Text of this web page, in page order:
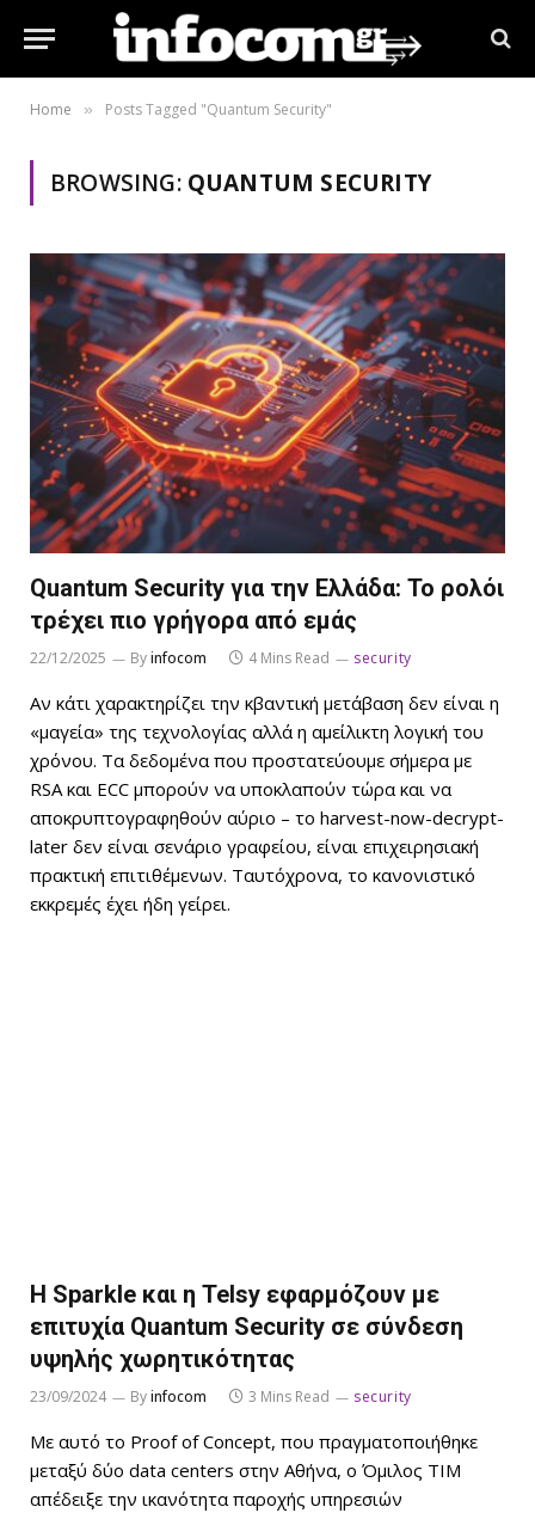
Home » Posts Tagged "Quantum Security"
BROWSING: QUANTUM SECURITY
Quantum Security για την Ελλάδα: Το ρολόι
τρέχει πιο γρήγορα από εμάς
22/12/2025 Byinfocom 4 Mins Read security
Αν κάτι χαρακτηρίζει την κβαντική μετάβαση δεν είναι η
«μαγεία» της τεχνολογίας αλλά η αμείλικτη λογική του
χρόνου. Τα δεδομένα που προστατεύουμε σήμερα με
RSA και ECC μπορούν να υποκλαπούν τώρα και να
αποκρυπτογραφηθούν αύριο – το harvest-now-decrypt-
later δεν είναι σενάριο γραφείου, είναι επιχειρησιακή
πρακτική επιτιθέμενων. Ταυτόχρονα, το κανονιστικό
εκκρεμές έχει ήδη γείρει.
Η Sparkle και η Telsy εφαρμόζουν με
επιτυχία Quantum Security σε σύνδεση
υψηλής χωρητικότητας
23/09/2024 Byinfocom 3 Mins Read security
Με αυτό το Proof of Concept, που πραγματοποιήθηκε
μεταξύ δύο data centers στην Αθήνα, ο Όμιλος TIM
απέδειξε την ικανότητα παροχής υπηρεσιών